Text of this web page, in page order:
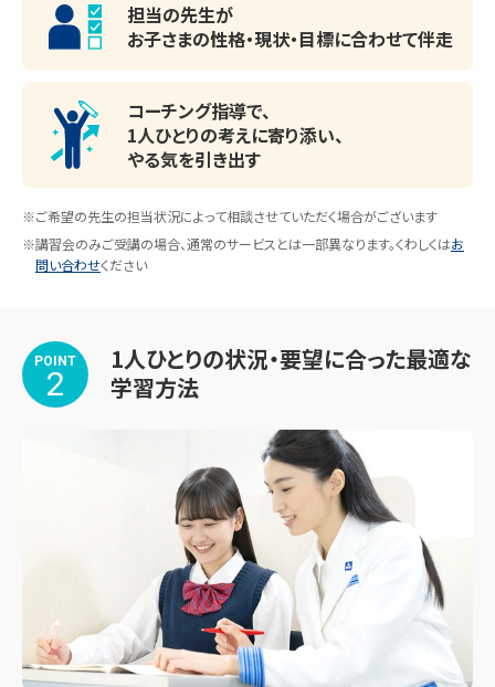
内容と一部異なります。詳しくはお問い合わせください。
〇大学受験
・関西大学　人間健康学部、商学部
・日本大学　国際関係学部
・京都産業大学　現代社会学部
・藍野大学　看護学部
・武庫川女子大学　社会情報学部
・大阪樟蔭女子大学　学芸学部
・大阪学院大学　国際学部
・藍野大学短期大学部
～私立高校～
・桃山学院高等学校
担当の先生が
お子さまの性格・現状・目標に合わせて伴走
コーチング指導で、
1人ひとりの考えに寄り添い、
やる気を引き出す
※ご希望の先生の担当状況によって相談させていただく場合がございます
※講習会のみご受講の場合、通常のサービスとは一部異なります。くわしくはお
問い合わせください
POINT
2
1人ひとりの状況・要望に合った最適な
学習方法